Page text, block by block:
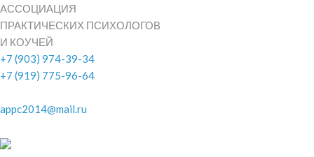
АССОЦИАЦИЯ
ПРАКТИЧЕСКИХ ПСИХОЛОГОВ
И КОУЧЕЙ
+7 (903) 974-39-34
+7 (919) 775-96-64
appc2014@mail.ru